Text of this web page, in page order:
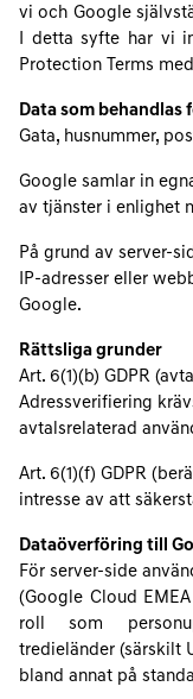
vi och Google
I detta syfte har vi
Protection Terms
Data som behandlas
Gata, husnummer,
Google samlar in
av tjänster i enlighet
På grund av server-
IP-adresser eller
Google.
Rättsliga grunder
Art. 6(1)(b) GDPR
Adressverifiering
avtalsrelaterad
Art. 6(1)(f) GDPR
intresse av att
Dataöverföring till
För server-side
(Google Cloud
roll som
tredieländer (särskilt
bland annat på